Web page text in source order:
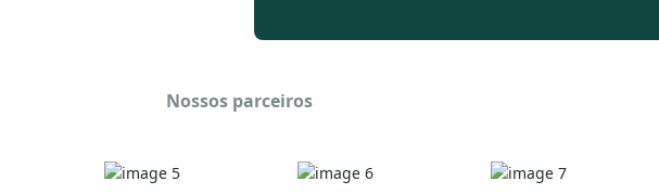
Nossos parceiros